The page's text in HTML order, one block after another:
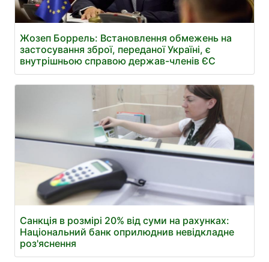
Жозеп Боррель: Встановлення обмежень на
застосування зброї, переданої Україні, є
внутрішньою справою держав-членів ЄС
Санкція в розмірі 20% від суми на рахунках:
Національний банк оприлюднив невідкладне
роз'яснення